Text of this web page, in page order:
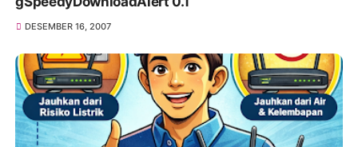
DESEMBER 16, 2007